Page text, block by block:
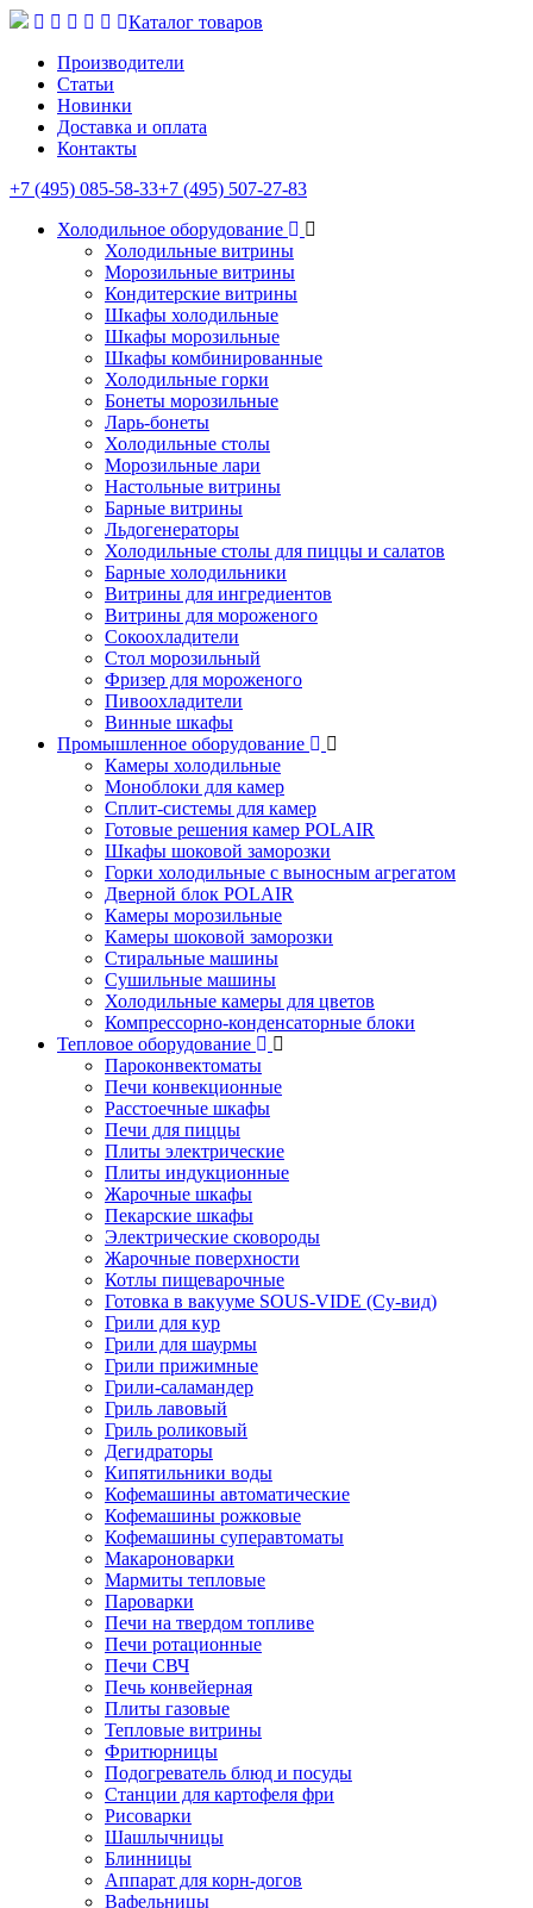
Каталог товаров
Производители
Статьи
Новинки
Доставка и оплата
Контакты
+7 (495) 085-58-33+7 (495) 507-27-83
Холодильное оборудование
Холодильные витрины
Морозильные витрины
Кондитерские витрины
Шкафы холодильные
Шкафы морозильные
Шкафы комбинированные
Холодильные горки
Бонеты морозильные
Ларь-бонеты
Холодильные столы
Морозильные лари
Настольные витрины
Барные витрины
Льдогенераторы
Холодильные столы для пиццы и салатов
Барные холодильники
Витрины для ингредиентов
Витрины для мороженого
Сокоохладители
Стол морозильный
Фризер для мороженого
Пивоохладители
Винные шкафы
Промышленное оборудование
Камеры холодильные
Моноблоки для камер
Сплит-системы для камер
Готовые решения камер POLAIR
Шкафы шоковой заморозки
Горки холодильные с выносным агрегатом
Дверной блок POLAIR
Камеры морозильные
Камеры шоковой заморозки
Стиральные машины
Сушильные машины
Холодильные камеры для цветов
Компрессорно-конденсаторные блоки
Тепловое оборудование
Пароконвектоматы
Печи конвекционные
Расстоечные шкафы
Печи для пиццы
Плиты электрические
Плиты индукционные
Жарочные шкафы
Пекарские шкафы
Электрические сковороды
Жарочные поверхности
Котлы пищеварочные
Готовка в вакууме SOUS-VIDE (Су-вид)
Грили для кур
Грили для шаурмы
Грили прижимные
Грили-саламандер
Гриль лавовый
Гриль роликовый
Дегидраторы
Кипятильники воды
Кофемашины автоматические
Кофемашины рожковые
Кофемашины суперавтоматы
Макароноварки
Мармиты тепловые
Пароварки
Печи на твердом топливе
Печи ротационные
Печи СВЧ
Печь конвейерная
Плиты газовые
Тепловые витрины
Фритюрницы
Подогреватель блюд и посуды
Станции для картофеля фри
Рисоварки
Шашлычницы
Блинницы
Аппарат для корн-догов
Вафельницы